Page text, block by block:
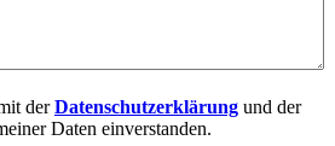
derDatenschutzerklärung und der
Daten einverstanden.